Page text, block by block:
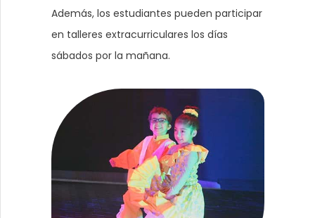
Además, los estudiantes pueden participar
en talleres extracurriculares los días
sábados por la mañana.